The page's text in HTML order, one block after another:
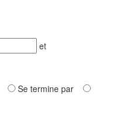
et
Se termine par